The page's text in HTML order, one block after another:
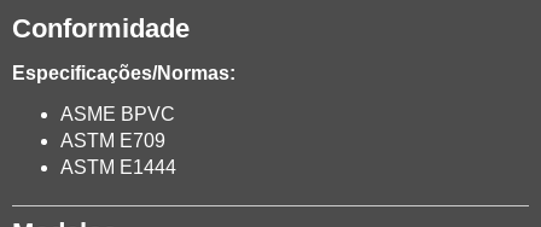
Conformidade
Especificações/Normas:
ASME BPVC
ASTM E709
ASTM E1444